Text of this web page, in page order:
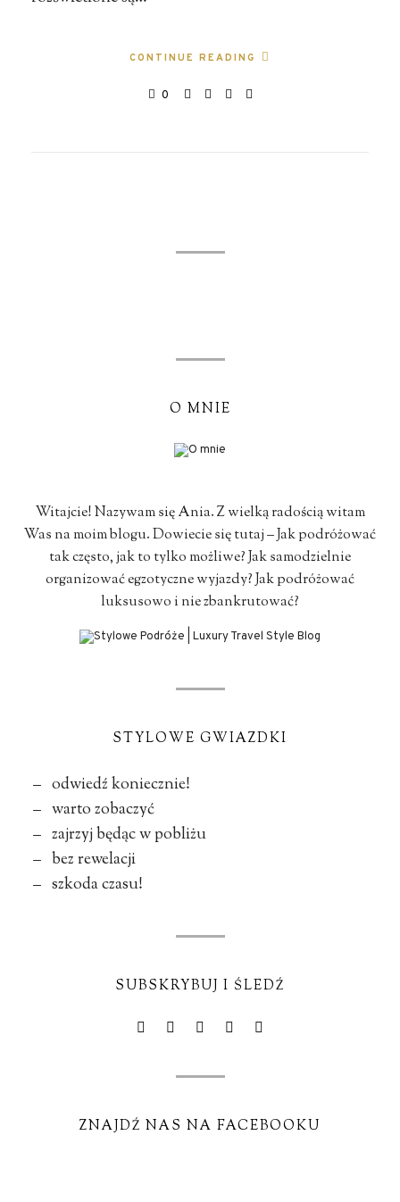
CONTINUE READING
0
O MNIE
Witajcie! Nazywam się Ania. Z wielką radością witam
Was na moim blogu. Dowiecie się tutaj – Jak podróżować
tak często, jak to tylko możliwe? Jak samodzielnie
organizować egzotyczne wyjazdy? Jak podróżować
luksusowo i nie zbankrutować?
STYLOWE GWIAZDKI
– odwiedź koniecznie!
– warto zobaczyć
– zajrzyj będąc w pobliżu
– bez rewelacji
– szkoda czasu!
SUBSKRYBUJ I ŚLEDŹ
ZNAJDŹ NAS NA FACEBOOKU